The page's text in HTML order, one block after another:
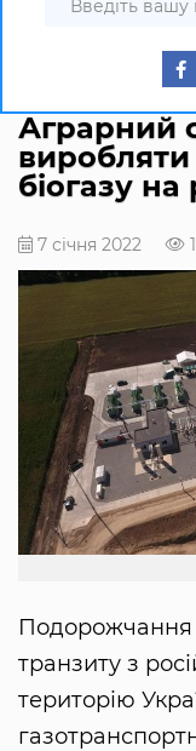
Аграрний
біогазу на
7 січня 2022
Подорожчання
транзиту з
територію